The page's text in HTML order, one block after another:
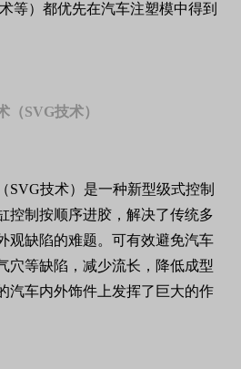
等）都优先在汽车注塑模中得到
（SVG技术）
SVG技术）是一种新型级式控制
控制按顺序进胶，解决了传统多
观缺陷的难题。可有效避免汽车
穴等缺陷，减少流长，降低成型
汽车内外饰件上发挥了巨大的作